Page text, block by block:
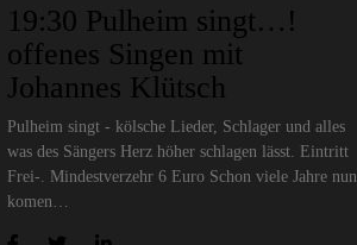
19:30 Pulheim singt…!
offenes Singen mit
Johannes Klütsch
Pulheim singt - kölsche Lieder, Schlager und alles
was des Sängers Herz höher schlagen lässt. Eintritt
Frei-. Mindestverzehr 6 Euro Schon viele Jahre nun
komen…